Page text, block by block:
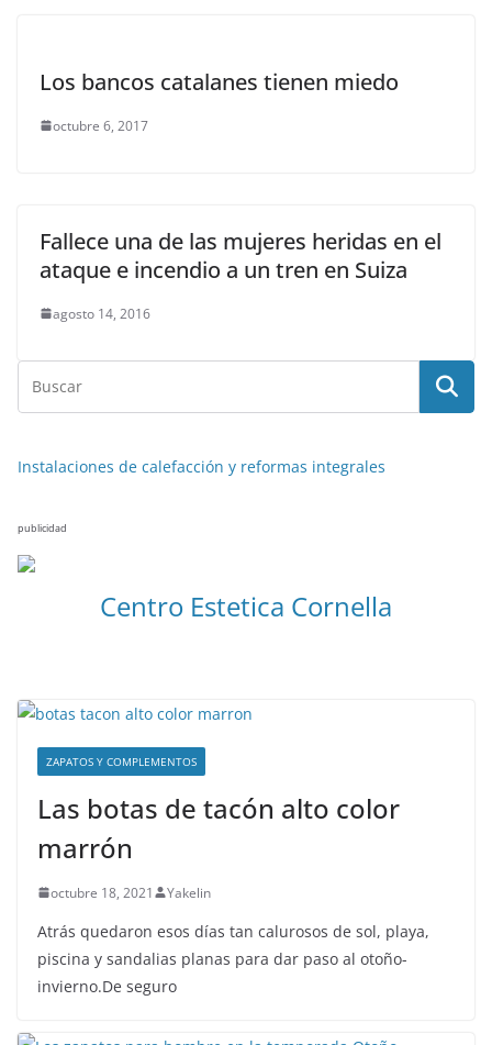
Los bancos catalanes tienen miedo
octubre 6, 2017
Fallece una de las mujeres heridas en el
ataque e incendio a un tren en Suiza
agosto 14, 2016
Instalaciones de calefacción y reformas integrales
publicidad
Centro Estetica Cornella
ZAPATOS Y COMPLEMENTOS
Las botas de tacón alto color
marrón
octubre 18, 2021 Yakelin
Atrás quedaron esos días tan calurosos de sol, playa,
piscina y sandalias planas para dar paso al otoño-
invierno.De seguro